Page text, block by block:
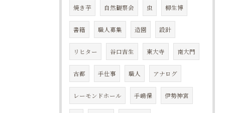
焼き芋 自然観察会 虫 柳生博
書籍 職人募集 造園 設計
リヒター 谷口吉生 東大寺 南大門
古都 手仕事 職人 アナログ
レーモンドホール 手嶋保 伊勢神宮